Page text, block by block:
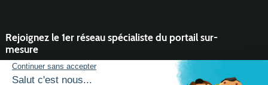
Rejoignez le 1er réseau spécialiste du portail sur-
mesure
Vous souhaitez développer l'activité portail de votre entreprise ?